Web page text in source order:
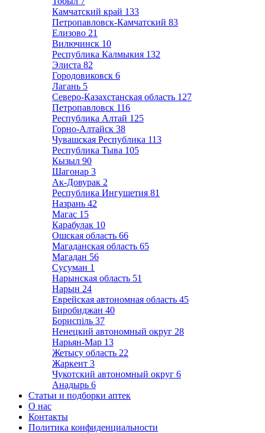
Камчатский край 133
Петропавловск-Камчатский 83
Елизово 21
Вилючинск 10
Республика Калмыкия 132
Элиста 82
Городовиковск 6
Лагань 5
Северо-Казахстанская область 127
Петропавловск 116
Республика Алтай 125
Горно-Алтайск 38
Чувашская Республика 113
Республика Тыва 105
Кызыл 90
Шагонар 3
Ак-Довурак 2
Республика Ингушетия 81
Назрань 42
Магас 15
Карабулак 10
Ошская область 66
Магаданская область 65
Магадан 56
Сусуман 1
Нарынская область 51
Нарын 24
Еврейская автономная область 45
Биробиджан 40
Бориспіль 37
Ненецкий автономный округ 28
Нарьян-Мар 13
Жетысу область 22
Жаркент 3
Чукотский автономный округ 6
Анадырь 6
Статьи и подборки аптек
О нас
Контакты
Политика конфиденциальности